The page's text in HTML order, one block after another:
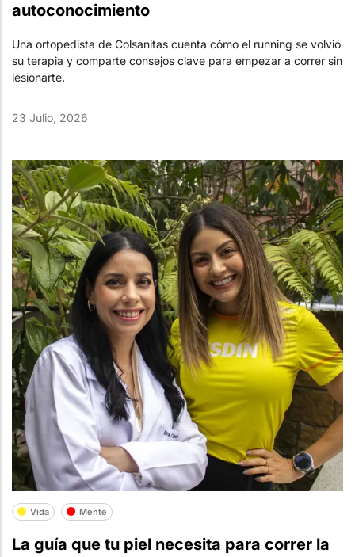
autoconocimiento
Una ortopedista de Colsanitas cuenta cómo el running se volvió
su terapia y comparte consejos clave para empezar a correr sin
lesionarte.
23 Julio, 2026
Vida Mente
La guía que tu piel necesita para correr la